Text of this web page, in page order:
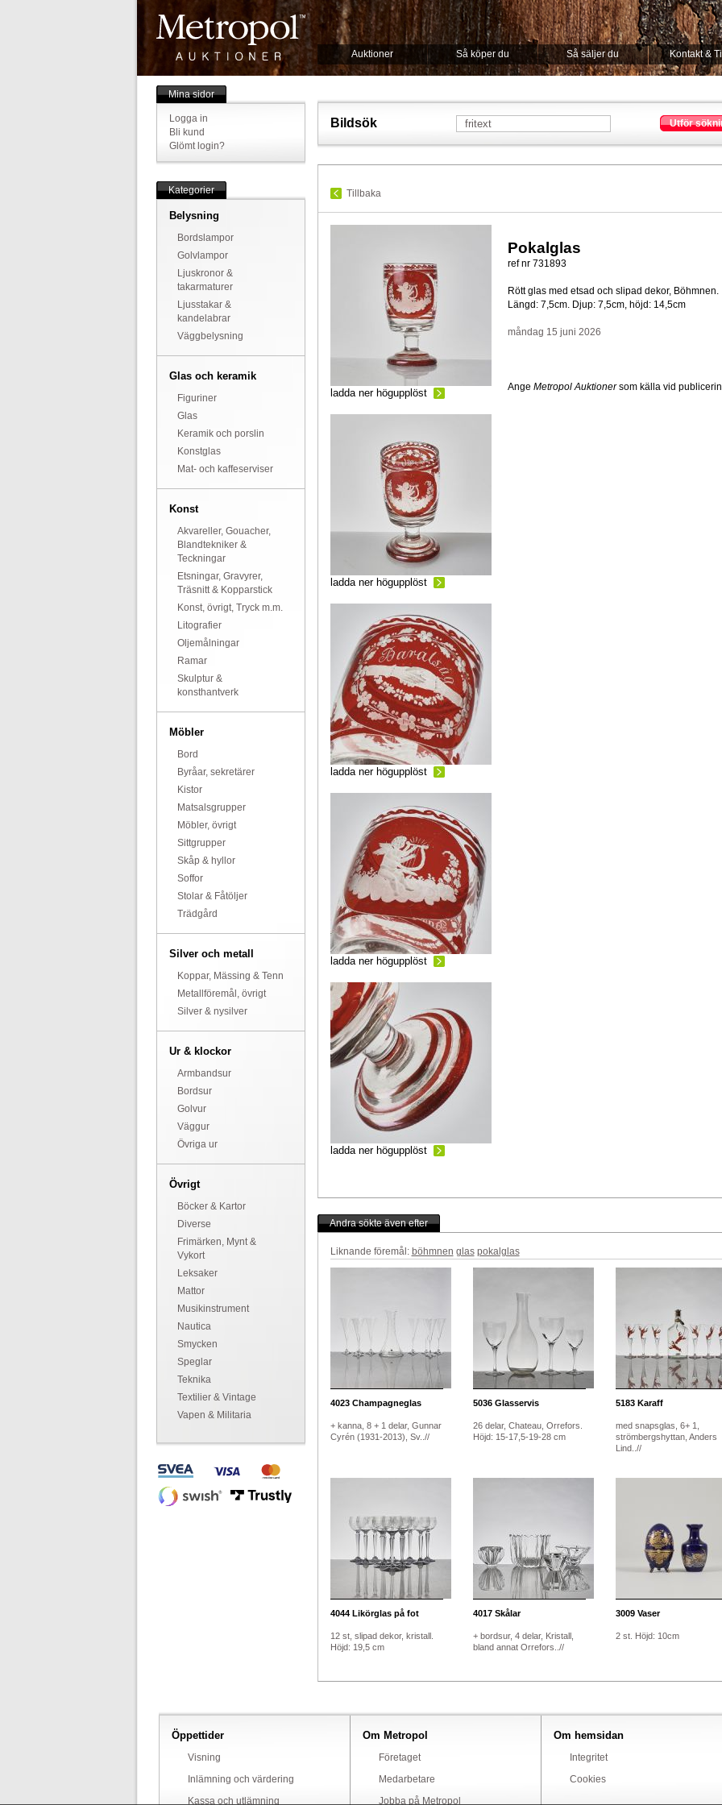
Auktioner Så köper du Så säljer du Kontakt &
Mina sidor
Logga in
Bli kund
Glömt login?
Kategorier
Belysning
Bordslampor
Golvlampor
Ljuskronor &
takarmaturer
Ljusstakar &
kandelabrar
Väggbelysning
Glas och keramik
Figuriner
Glas
Keramik och porslin
Konstglas
Mat- och kaffeserviser
Konst
Akvareller, Gouacher,
Blandtekniker &
Teckningar
Etsningar, Gravyrer,
Träsnitt & Kopparstick
Konst, övrigt, Tryck m.m.
Litografier
Oljemålningar
Ramar
Skulptur &
konsthantverk
Möbler
Bord
Byråar, sekretärer
Kistor
Matsalsgrupper
Möbler, övrigt
Sittgrupper
Skåp & hyllor
Soffor
Stolar & Fåtöljer
Trädgård
Silver och metall
Koppar, Mässing & Tenn
Metallföremål, övrigt
Silver & nysilver
Ur & klockor
Armbandsur
Bordsur
Golvur
Väggur
Övriga ur
Övrigt
Böcker & Kartor
Diverse
Frimärken, Mynt &
Vykort
Leksaker
Mattor
Musikinstrument
Nautica
Smycken
Speglar
Teknika
Textilier & Vintage
Vapen & Militaria
Bildsök Utför
Tillbaka
ladda ner högupplöst
ladda ner högupplöst
ladda ner högupplöst
ladda ner högupplöst
ladda ner högupplöst
Pokalglas
ref nr 731893
Rött glas med etsad och slipad dekor, Böhmnen.
Längd: 7,5cm. Djup: 7,5cm, höjd: 14,5cm
måndag 15 juni 2026
Ange Metropol Auktionersom källa vid
Andra sökte även efter
Liknande föremål: böhmnen glas pokalglas
4023Champagneglas
+ kanna, 8 + 1 delar, Gunnar
Cyrén (1931-2013), Sv..//
5036Glasservis
26 delar, Chateau, Orrefors.
Höjd: 15-17,5-19-28 cm
5183Karaff
med snapsglas, 6+ 1,
strömbergshyttan, Anders
Lind..//
4044Likörglas på fot
12 st, slipad dekor, kristall.
Höjd: 19,5 cm
4017Skålar
+ bordsur, 4 delar, Kristall,
bland annat Orrefors..//
3009Vaser
2 st. Höjd: 10cm
Öppettider
Visning
Inlämning och värdering
Kassa och utlämning
Om Metropol
Företaget
Medarbetare
Jobba på Metropol
Om hemsidan
Integritet
Cookies